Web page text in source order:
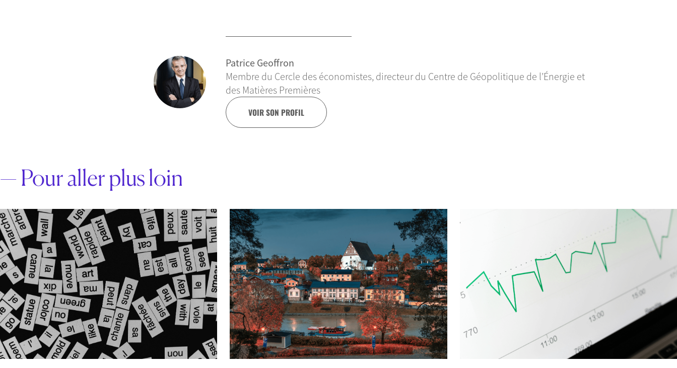
Patrice Geoffron
Membre du Cercle des économistes, directeur du Centre de Géopolitique de l’Énergie et
des Matières Premières
VOIR SON PROFIL
— Pour aller plus loin